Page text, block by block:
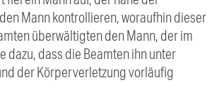
Mann kontrollieren, woraufhin dieser
überwältigten den Mann, der im
dass die Beamten ihn unter
der Körperverletzung vorläufig